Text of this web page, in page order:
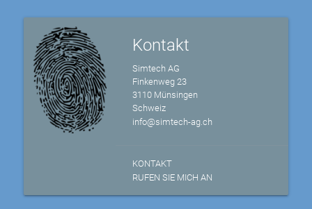
Kontakt
Simtech AG
Finkenweg 23
3110 Münsingen
Schweiz
info@simtech-ag.ch
KONTAKT
RUFEN SIE MICH AN